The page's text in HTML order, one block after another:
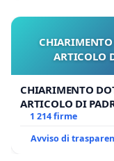
ARTICOLO
CHIARIMENTO
ARTICOLO DI
1 214 firme
Avviso di